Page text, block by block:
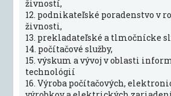
živností,
12. podnikateľské poradenstvo v
živnosti,
13. prekladateľské a tlmočnícke
14. počítačové služby,
15. výskum a vývoj v oblasti
technológií
16. Výroba počítačových,